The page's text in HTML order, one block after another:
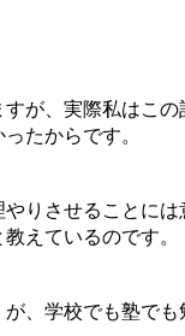
が、実際私はこ
たからです。
りさせることに
えているのです。
、学校でも塾で